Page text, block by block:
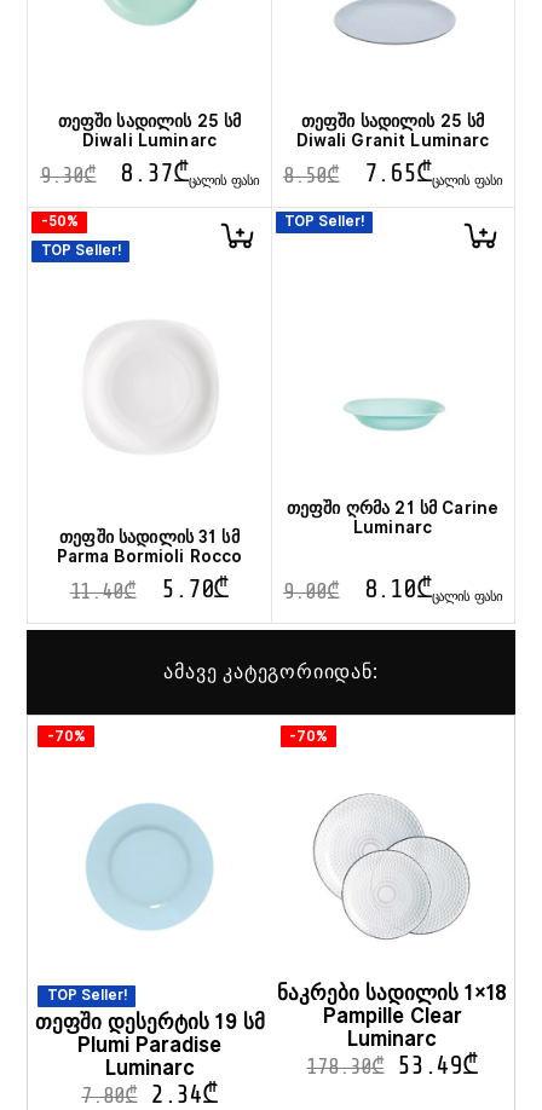
თეფში სადილის 25 სმ
Diwali Luminarc
9.30₾ 8.37₾ᲪᲐᲚᲘᲡ ᲤᲐᲡᲘ
თეფში სადილის 25 სმ
Diwali Granit Luminarc
8.50₾ 7.65₾ᲪᲐᲚᲘᲡ ᲤᲐᲡᲘ
-50%
TOP Seller!
თეფში სადილის 31 სმ
Parma Bormioli Rocco
11.40₾ 5.70₾
TOP Seller!
თეფში ღრმა 21 სმ Carine
Luminarc
9.00₾ 8.10₾ᲪᲐᲚᲘᲡ ᲤᲐᲡᲘ
ამავე კატეგორიიდან:
-70%
TOP Seller!
თეფში დესერტის 19 სმ
Plumi Paradise
Luminarc
7.80₾ 2.34₾
-70%
ნაკრები სადილის 1×18
Pampille Clear
Luminarc
178.30₾ 53.49₾